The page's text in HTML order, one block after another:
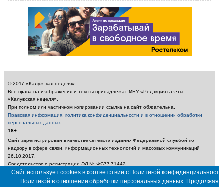
© 2017 «Калужская неделя».
Все права на изображения и тексты принадлежат МБУ «Редакция газеты
«Калужская неделя».
При полном или частичном копировании ссылка на сайт обязательна.
Правовая информация, политика конфиденциальности и в отношении обработки
персональных данных
18+
Сайт зарегистрирован в качестве сетевого издания Федеральной службой по
надзору в сфере связи, информационных технологий и массовых коммуникаций
26.10.2017.
Свидетельство о регистрации ЭЛ № ФС77-71443
Учредитель: Муниципальное бюджетное учреждение «Редакция газеты «Калужская
неделя»
Сайт использует cookies в соответствии с Политикой
Политикой в отношении обработки персональных данных. Продолжая